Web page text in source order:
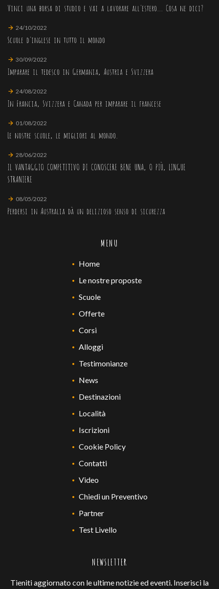
Vinci una borsa di studio e vai a lavorare all'estero... Cosa ne dici?
24/10/2022
Scuole d'inglese in tutto il mondo
30/09/2022
Imparare il tedesco in Germania, Austria e Svizzera
24/08/2022
In Francia, Svizzera e Canada per imparare il francese
01/08/2022
Le nostre scuole, le migliori al mondo.
28/06/2022
IL VANTAGGIO COMPETITIVO DI CONOSCERE BENE UNA, O PIÙ, LINGUE
STRANIERE
08/05/2022
Perdersi in Australia dà un delizioso senso di sicurezza
MENU
Home
Le nostre proposte
Scuole
Offerte
Corsi
Alloggi
Testimonianze
News
Destinazioni
Località
Iscrizioni
Cookie Policy
Contatti
Video
Chiedi un Preventivo
Partner
Test Livello
NEWSLETTER
Tieniti aggiornato con le ultime notizie ed eventi. Inserisci la